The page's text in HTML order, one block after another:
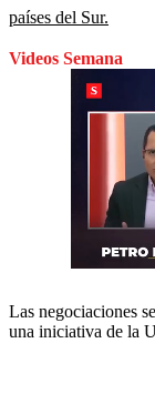
países del Sur.
Videos Semana
Las negociaciones
una iniciativa de la